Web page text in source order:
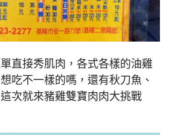
直接秀肌肉，各式各樣的油雞
吃不一樣的嗎，還有秋刀魚、
次就來豬雞雙寶肉肉大挑戰